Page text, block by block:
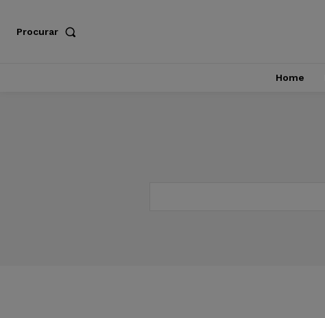
Procurar
Home